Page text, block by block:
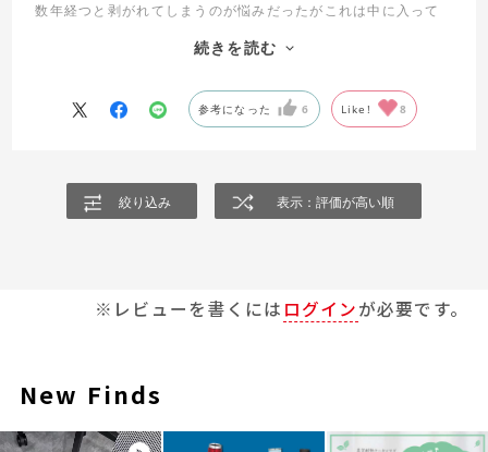
数年経つと剥がれてしまうのが悩みだったがこれは中に入って
アイスを買う時に特に大活躍です！
続きを読む
参考になった 6 Like! 8
絞り込み 表示：評価が高い順
※レビューを書くには ログインが必要です。
New Finds